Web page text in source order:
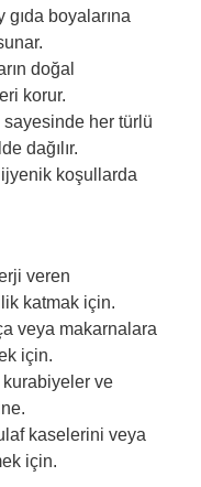
gıda boyalarına
doğal
korur.
sayesinde her türlü
dağılır.
koşullarda
veren
katmak için.
veya makarnalara
için.
kurabiyeler ve
kaselerini veya
için.